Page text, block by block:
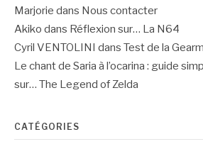
Marjorie dans Nous contacter
Akiko dans Réflexion sur… La N64
Cyril VENTOLINI
dans Test de la
Le chant de Saria à l’ocarina : guide
sur… The Legend of Zelda
CATÉGORIES